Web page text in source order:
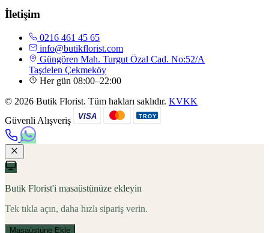
İletişim
0216 461 45 65
info@butikflorist.com
Güngören Mah. Turgut Özal Cad. No:52/A
Taşdelen Çekmeköy
Her gün 08:00–22:00
© 2026 Butik Florist. Tüm hakları saklıdır. KVKK
Güvenli Alışveriş
VISA TROY
Butik Florist'i masaüstünüze ekleyin
Tek tıkla açın, daha hızlı sipariş verin.
Masaüstüne Ekle